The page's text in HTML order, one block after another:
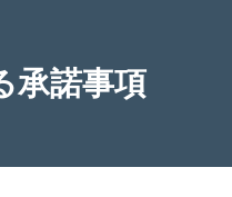
承諾事項